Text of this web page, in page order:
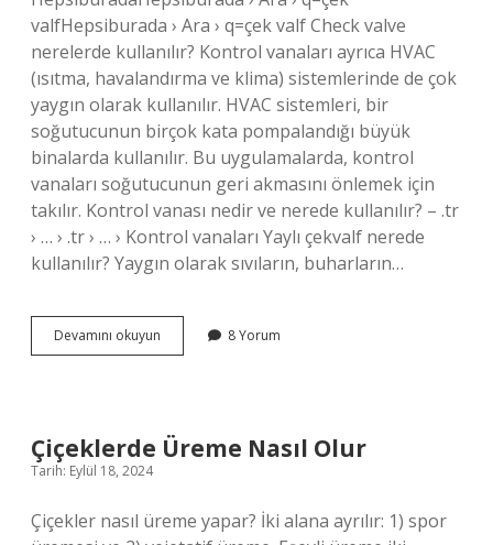
valfHepsiburada › Ara › q=çek valf Check valve
nerelerde kullanılır? Kontrol vanaları ayrıca HVAC
(ısıtma, havalandırma ve klima) sistemlerinde de çok
yaygın olarak kullanılır. HVAC sistemleri, bir
soğutucunun birçok kata pompalandığı büyük
binalarda kullanılır. Bu uygulamalarda, kontrol
vanaları soğutucunun geri akmasını önlemek için
takılır. Kontrol vanası nedir ve nerede kullanılır? – .tr
› … › .tr › … › Kontrol vanaları Yaylı çekvalf nerede
kullanılır? Yaygın olarak sıvıların, buharların…
Devamını okuyun
Çekvalf
8 Yorum
Çiçeklerde Üreme Nasıl Olur
Tarih: Eylül 18, 2024
Çiçekler nasıl üreme yapar? İki alana ayrılır: 1) spor